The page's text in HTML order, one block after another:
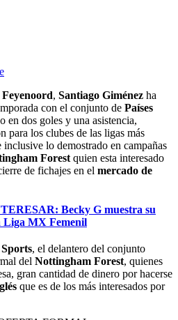
Feyenoord, Santiago Giménez ha
con el conjunto de Países
en dos goles y una asistencia,
para los clubes de las ligas más
inclusive lo demostrado en campañas
Forest quien esta interesado
de fichajes en el mercado de
Becky G muestra su
Liga MX Femenil
, el delantero del conjunto
del Nottingham Forest, quienes
gran cantidad de dinero por hacerse
que es de los más interesados por